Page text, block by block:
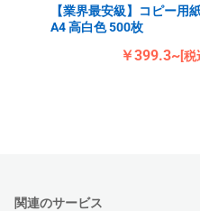
【業界最安級】コピー用
A4 高白色 500枚
￥399.3~[税
関連のサービス